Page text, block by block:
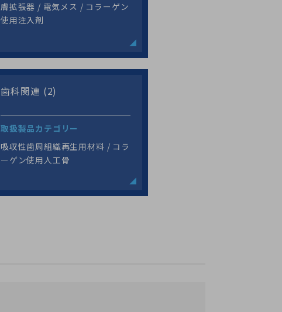
膚拡張器 / 電気メス / コラーゲン
使用注入剤
歯科関連 (2)
取扱製品カテゴリー
吸収性歯周組織再生用材料 / コラ
ーゲン使用人工骨